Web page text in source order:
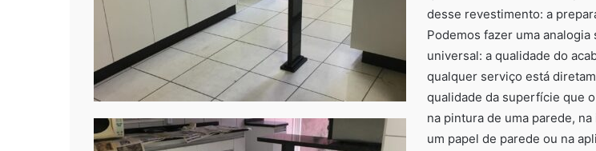
desse revestimento: a
Podemos fazer uma analogia
universal: a qualidade do
qualquer serviço está
qualidade da superfície que
na pintura de uma parede, na
um papel de parede ou na